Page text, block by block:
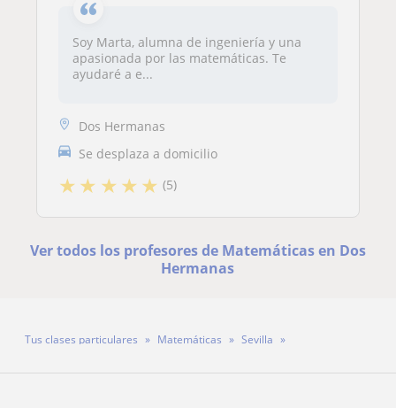
Soy Marta, alumna de ingeniería y una
apasionada por las matemáticas. Te
ayudaré a e...
Dos Hermanas
Se desplaza a domicilio
★★ ★★★ (5)
Ver todos los profesores de Matemáticas en Dos
Hermanas
Tus clases particulares Matemáticas
Sevilla